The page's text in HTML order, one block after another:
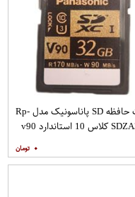
کارت حافظه SD پاناسونیک مدل Rp-
SDZA32G کلاس 10 استاندارد v90
۰